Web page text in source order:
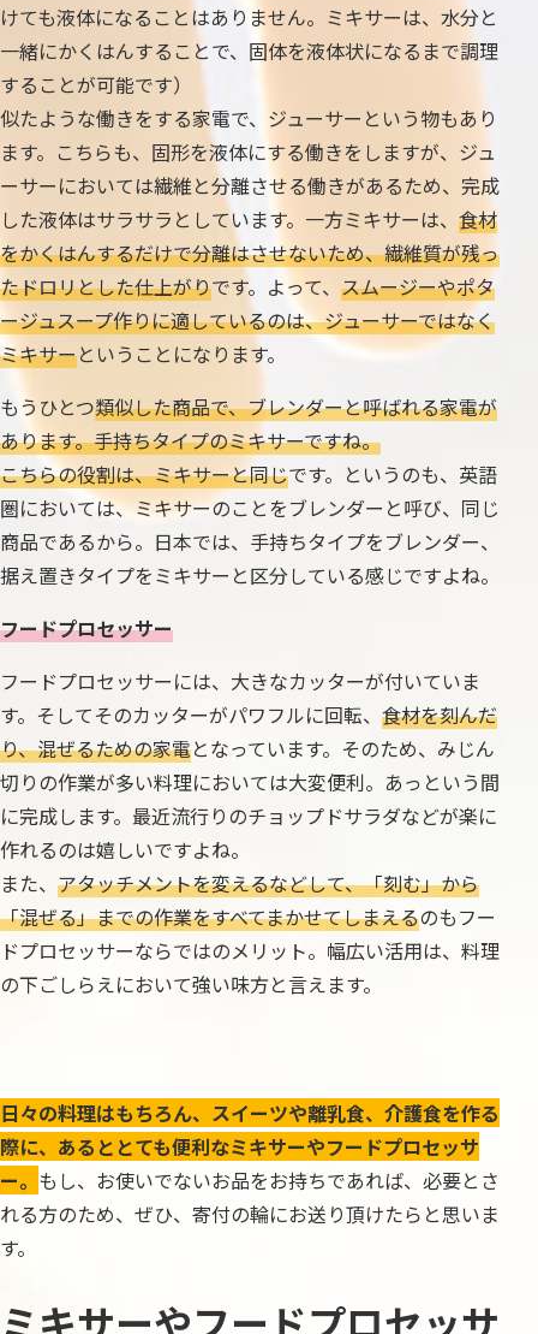
けても液体になることはありません。ミキサーは、水分と
一緒にかくはんすることで、固体を液体状になるまで調理
することが可能です）
似たような働きをする家電で、ジューサーという物もあり
ます。こちらも、固形を液体にする働きをしますが、ジュ
ーサーにおいては繊維と分離させる働きがあるため、完成
した液体はサラサラとしています。一方ミキサーは、 食材
をかくはんするだけで分離はさせないため、繊維質が残っ
たドロリとした仕上がりです。よって、 スムージーやポタ
ージュスープ作りに適しているのは、ジューサーではなく
ミキサーということになります。
もうひとつ類似した商品で、ブレンダーと呼ばれる家電が
あります。手持ちタイプのミキサーですね。
こちらの役割は、ミキサーと同じです。というのも、英語
圏においては、ミキサーのことをブレンダーと呼び、同じ
商品であるから。日本では、手持ちタイプをブレンダー、
据え置きタイプをミキサーと区分している感じですよね。
フードプロセッサー
フードプロセッサーには、大きなカッターが付いていま
す。そしてそのカッターがパワフルに回転、 食材を刻んだ
り、混ぜるための家電となっています。そのため、みじん
切りの作業が多い料理においては大変便利。あっという間
に完成します。最近流行りのチョップドサラダなどが楽に
作れるのは嬉しいですよね。
また、 アタッチメントを変えるなどして、「刻む」から
「混ぜる」までの作業をすべてまかせてしまえるのもフー
ドプロセッサーならではのメリット。幅広い活用は、料理
の下ごしらえにおいて強い味方と言えます。
日々の料理はもちろん、スイーツや離乳食、介護食を作る
際に、あるととても便利なミキサーやフードプロセッサ
ー。 もし、お使いでないお品をお持ちであれば、必要とさ
れる方のため、ぜひ、寄付の輪にお送り頂けたらと思いま
す。
ミキサーやフードプロセッサ